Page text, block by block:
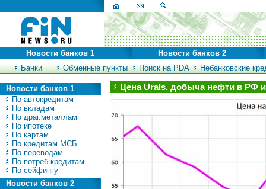
Банки Обменные пункты Поиск на PDA Небанковские
Новости банков 1 Новости банков 2
Новости банков 1
По автокредитам
По вкладам
По драг.металлам
По ипотеке
По картам
По кредитам МСБ
По переводам
По потреб.кредитам
По сейфингу
Новости банков 2
Цена Urals, добыча нефти в РФ